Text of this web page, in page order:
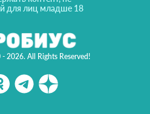
2026. All Rights Reserved!
для лиц младше 18